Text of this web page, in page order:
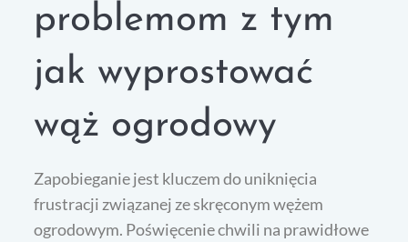
problemom z tym
jak wyprostować
wąż ogrodowy
Zapobieganie jest kluczem do uniknięcia
frustracji związanej ze skręconym wężem
ogrodowym. Poświęcenie chwili na prawidłowe